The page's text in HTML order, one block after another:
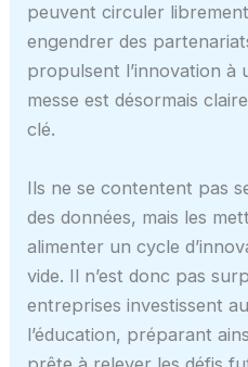
peuvent circuler
engendrer des
propulsent l’innovation à
messe est désormais
clé.
Ils ne se contentent pas
des données, mais les
alimenter un cycle
vide. Il n’est donc pas
entreprises investissent
l’éducation, préparant